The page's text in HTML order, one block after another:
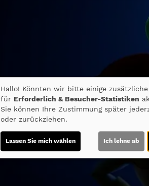
Hallo! Könnten wir bitte einige
für Erforderlich & Besucher-Statistiken
Sie können Ihre Zustimmung später
oder zurückziehen.
Lassen Sie mich wählen Ich lehne ab